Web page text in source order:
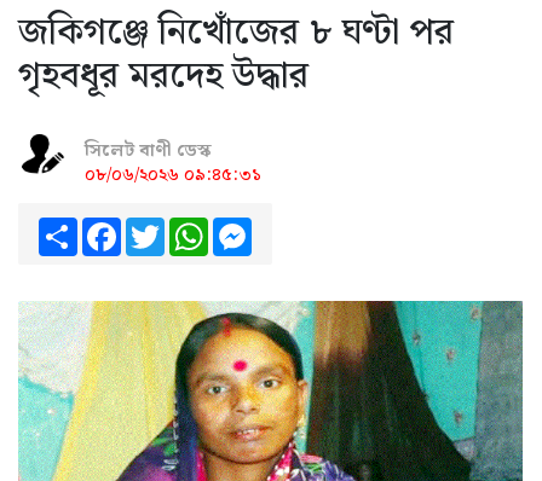
জকিগঞ্জে নিখোঁজের ৮ ঘণ্টা পর
গৃহবধূর মরদেহ উদ্ধার
সিলেট বাণী ডেস্ক
০৮/০৬/২০২৬ ০৯:৪৫:৩১
ShareFacebook
TwitterWhatsApp